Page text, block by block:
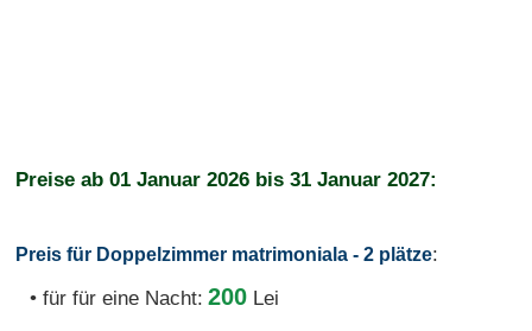
Preise ab 01 Januar 2026 bis 31 Januar 2027:
Preis für Doppelzimmer matrimoniala - 2 plätze:
• für für eine Nacht: 200 Lei